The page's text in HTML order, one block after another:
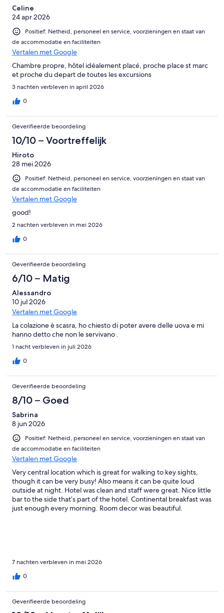
Celine
24 apr 2026
Positief: Netheid, personeel en service, voorzieningen en staat van
de accommodatie en faciliteiten
Vertalen met Google
Chambre propre, hôtel idéalement placé, proche place st marc
et proche du depart de toutes les excursions
3 nachten verbleven in april 2026
0
Geverifieerde beoordeling
10/10 – Voortreffelijk
Hiroto
28 mei 2026
Positief: Netheid, personeel en service, voorzieningen en staat van
de accommodatie en faciliteiten
Vertalen met Google
good!
2 nachten verbleven in mei 2026
0
Geverifieerde beoordeling
6/10 – Matig
Alessandro
10 jul 2026
Vertalen met Google
La colazione è scasra, ho chiesto di poter avere delle uova e mi
hanno detto che non le servivano .
1 nacht verbleven in juli 2026
0
Geverifieerde beoordeling
8/10 – Goed
Sabrina
8 jun 2026
Positief: Netheid, personeel en service, voorzieningen en staat van
de accommodatie en faciliteiten
Vertalen met Google
Very central location which is great for walking to key sights,
though it can be very busy! Also means it can be quite loud
outside at night. Hotel was clean and staff were great. Nice little
bar to the side that’s part of the hotel. Continental breakfast was
just enough every morning. Room decor was beautiful.
7 nachten verbleven in mei 2026
0
Geverifieerde beoordeling